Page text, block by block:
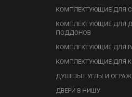
КОМПЛЕКТУЮЩИЕ ДЛЯ
КОМПЛЕКТУЮЩИЕ ДЛЯ
ПОДДОНОВ
КОМПЛЕКТУЮЩИЕ ДЛЯ
КОМПЛЕКТУЮЩИЕ ДЛЯ
ДУШЕВЫЕ УГЛЫ И
ДВЕРИ В НИШУ